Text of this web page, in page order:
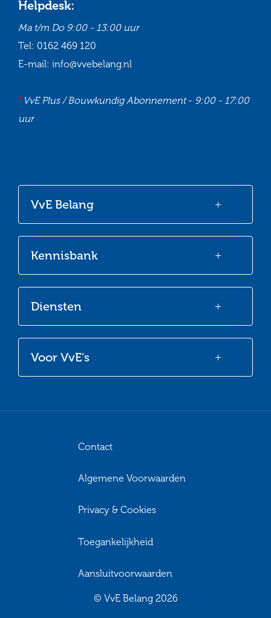
Voor VvE’s
Diensten
Kennisbank
VvE Belang
Helpdesk:
Ma t/m Do 9:00 - 13:00 uur
Tel: 0162 469 120
E-mail: info@vvebelang.nl
*VvE Plus / Bouwkundig Abonnement- 9:00 - 17:00
uur
Facebook
© VvE Belang 2026
Contact
Algemene Voorwaarden
Privacy & Cookies
Toegankelijkheid
Aansluitvoorwaarden